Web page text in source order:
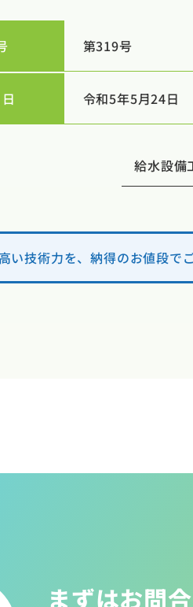
第319号
令和5年5月24日
給水設備
い技術力を、納得のお値段で
まずはお問